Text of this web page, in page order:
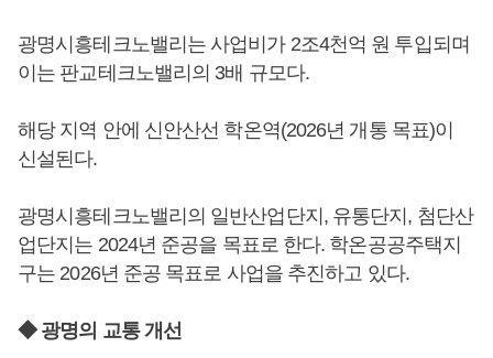
광명시흥테크노밸리는 사업비가 2조4천억 원 투입되며
이는 판교테크노밸리의 3배 규모다.
해당 지역 안에 신안산선 학온역(2026년 개통 목표)이
신설된다.
광명시흥테크노밸리의 일반산업단지, 유통단지, 첨단산
업단지는 2024년 준공을 목표로 한다. 학온공공주택지
구는 2026년 준공 목표로 사업을 추진하고 있다.
◆ 광명의 교통 개선